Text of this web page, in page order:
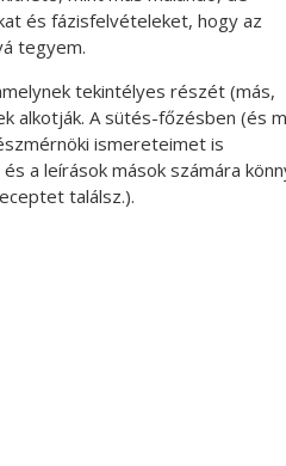
és fázisfelvételeket, hogy az
tegyem.
tekintélyes részét (más,
alkotják. A sütés-főzésben (és
ismereteimet is
a leírások mások számára
találsz.).